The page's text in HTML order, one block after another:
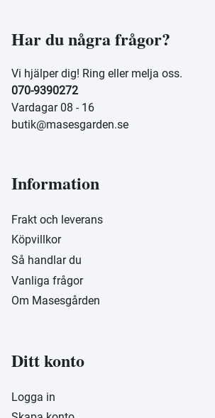
Har du några frågor?
Vi hjälper dig! Ring eller melja oss.
070-9390272
Vardagar 08 - 16
butik@masesgarden.se
Information
Frakt och leverans
Köpvillkor
Så handlar du
Vanliga frågor
Om Masesgården
Ditt konto
Logga in